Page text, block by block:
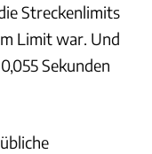
Streckenlimits
Limit war. Und
Sekunden